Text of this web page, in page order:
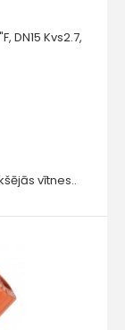
DN15 Kvs2.7,
vītnes..